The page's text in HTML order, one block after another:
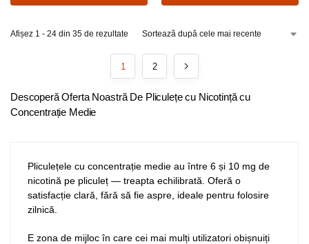
Afișez 1 - 24 din 35 de rezultate
1 2
Descoperă Oferta Noastră De Pliculețe cu Nicotință cu
Concentrație Medie
Pliculețele cu concentrație medie au între 6 și 10 mg de
nicotină pe pliculeț — treapta echilibrată. Oferă o
satisfacție clară, fără să fie aspre, ideale pentru folosire
zilnică.
E zona de mijloc în care cei mai mulți utilizatori obișnuiți